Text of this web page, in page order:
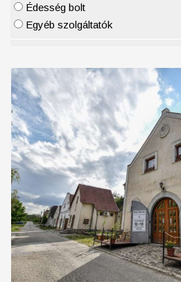
Édesség bolt
Egyéb szolgáltatók